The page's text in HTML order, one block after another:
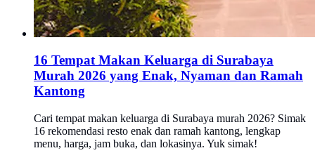
16 Tempat Makan Keluarga di Surabaya
Murah 2026 yang Enak, Nyaman dan Ramah
Kantong
Cari tempat makan keluarga di Surabaya murah 2026? Simak
16 rekomendasi resto enak dan ramah kantong, lengkap
menu, harga, jam buka, dan lokasinya. Yuk simak!